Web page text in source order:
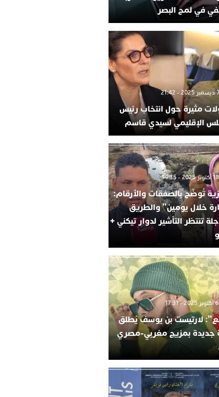
في لمح البصر
مثيرة حول انتخاب رئيس
الإقليمي لسيدي قاسم
تُوضّح بالصفقات والأرقام:
خلال يومين” والطريق
تنتظر التأشير لدوار تيكني +
لارتيست بن يوسف يُطلق
جديدة بمزيج مغربي-مصري